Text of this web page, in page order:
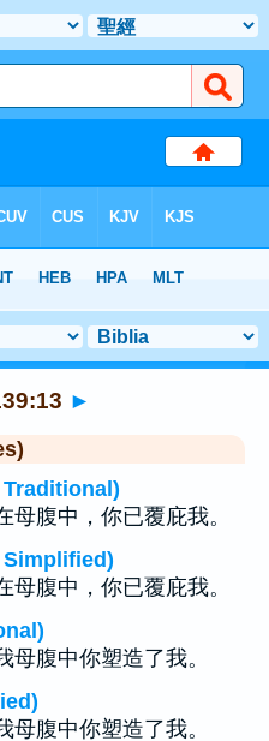
►
Traditional)
腹中，你已覆庇我。
Simplified)
腹中，你已覆庇我。
腹中你塑造了我。
腹中你塑造了我。